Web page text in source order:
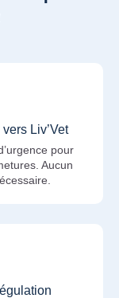
Liv’Vet
pour
Aucun